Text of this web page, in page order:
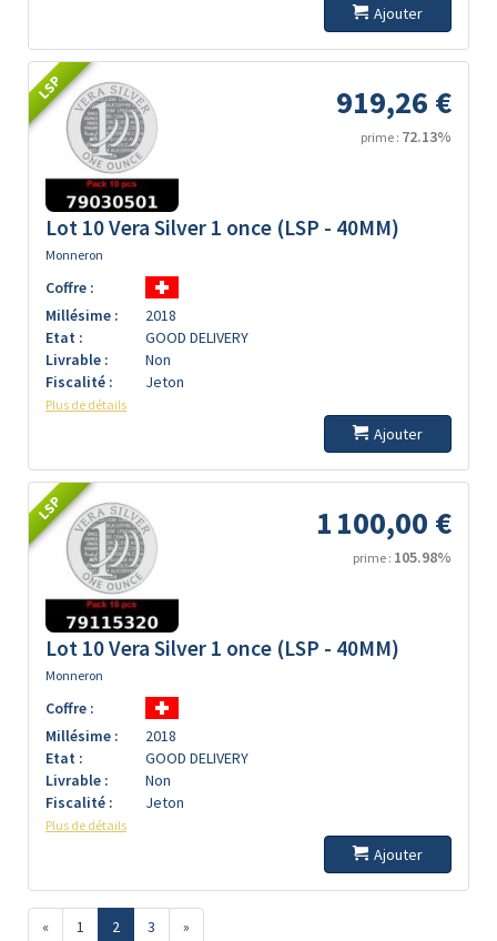
Ajouter
LSP 919,26 €
prime : 72.13%
Lot 10 Vera Silver 1 once (LSP - 40MM)
Monneron
Coffre :
Millésime :
2018
Etat :
GOOD DELIVERY
Livrable :
Non
Fiscalité :
Jeton
Plus de détails
Ajouter
LSP 1 100,00 €
prime : 105.98%
Lot 10 Vera Silver 1 once (LSP - 40MM)
Monneron
Coffre :
Millésime :
2018
Etat :
GOOD DELIVERY
Livrable :
Non
Fiscalité :
Jeton
Plus de détails
Ajouter
« 1 2 3 »